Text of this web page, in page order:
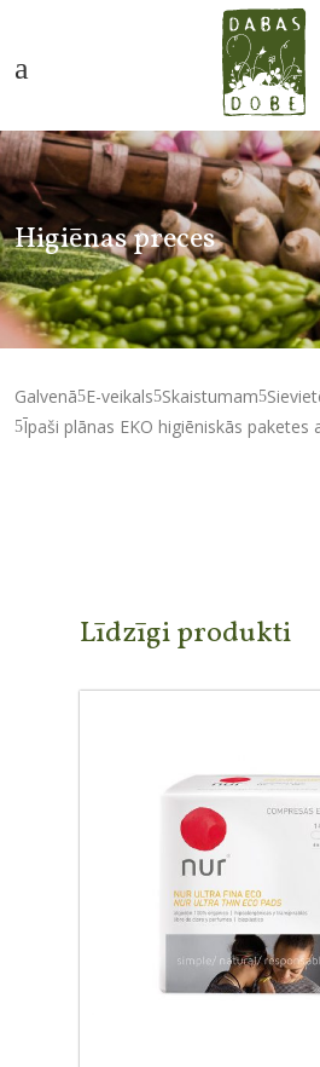
Higiēnas preces
Galvenā E-veikals Skaistumam
Īpaši plānas EKO higiēniskās paketes
Līdzīgi produkti